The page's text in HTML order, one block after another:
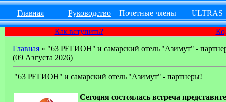
Главная Руководство Почетные члены ULTRAS
Как вступить?
Главная » "63 РЕГИОН" и самарский отель "Азимут" -
(09 Августа 2026)
"63 РЕГИОН" и самарский отель "Азимут" - партнеры!
Сегодня состоялась встреча